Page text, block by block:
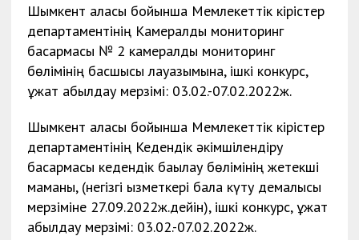
Шымкент қаласы бойынша Мемлекеттік кірістер
департаментінің Камералдық мониторинг
басқармасы № 2 камералдық мониторинг
бөлімінің басшысы лауазымына, ішкі конкурс,
құжат қабылдау мерзімі: 03.02.-07.02.2022ж.
Шымкент қаласы бойынша Мемлекеттік кірістер
департаментінің Кедендік әкімшілендіру
басқармасы кедендік бақылау бөлімінің жетекші
маманы, (негізгі қызметкері бала күту демалысы
мерзіміне 27.09.2022ж.дейін), ішкі конкурс, құжат
қабылдау мерзімі: 03.02.-07.02.2022ж.